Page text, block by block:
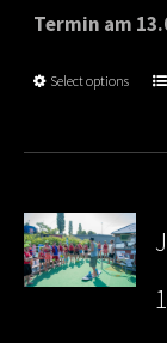
Termin am
Select options